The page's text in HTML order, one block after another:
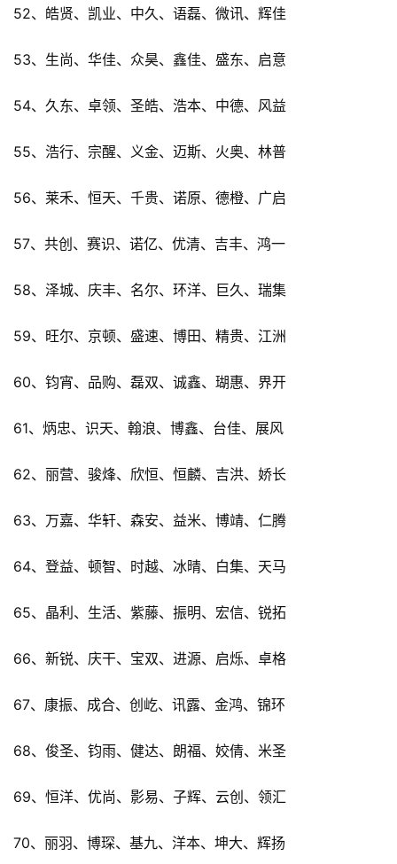
52、皓贤、凯业、中久、语磊、微讯、辉佳
53、生尚、华佳、众昊、鑫佳、盛东、启意
54、久东、卓领、圣皓、浩本、中德、风益
55、浩行、宗醒、义金、迈斯、火奥、林普
56、莱禾、恒天、千贵、诺原、德橙、广启
57、共创、赛识、诺亿、优清、吉丰、鸿一
58、泽城、庆丰、名尔、环洋、巨久、瑞集
59、旺尔、京顿、盛速、博田、精贵、江洲
60、钧宵、品购、磊双、诚鑫、瑚惠、界开
61、炳忠、识天、翰浪、博鑫、台佳、展风
62、丽营、骏烽、欣恒、恒麟、吉洪、娇长
63、万嘉、华轩、森安、益米、博靖、仁腾
64、登益、顿智、时越、冰晴、白集、天马
65、晶利、生活、紫藤、振明、宏信、锐拓
66、新锐、庆干、宝双、进源、启烁、卓格
67、康振、成合、创屹、讯露、金鸿、锦环
68、俊圣、钧雨、健达、朗福、姣倩、米圣
69、恒洋、优尚、影易、子辉、云创、领汇
70、丽羽、博琛、基九、洋本、坤大、辉扬